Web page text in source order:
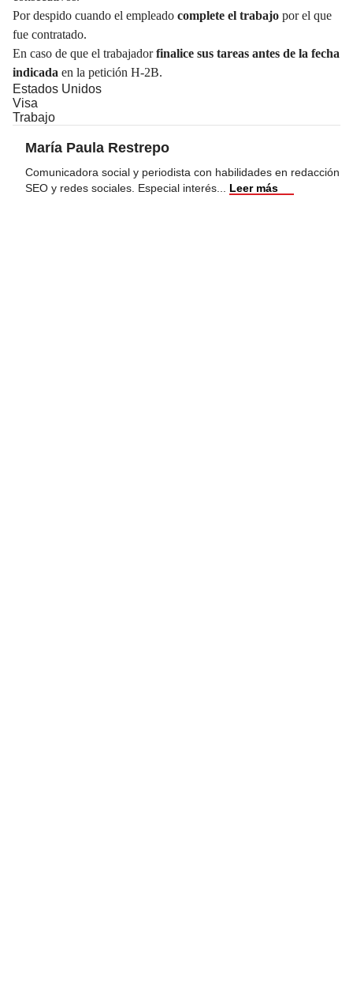
Por despido cuando el empleado complete el trabajo por el que
fue contratado.
En caso de que el trabajadorfinalice sus tareas antes de la fecha
indicada en la petición H-2B.
Estados Unidos
Visa
Trabajo
María Paula Restrepo
Comunicadora social y periodista con habilidades en redacción
SEO y redes sociales. Especial interés
Leer más